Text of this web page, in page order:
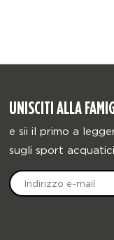
UNISCITI ALLA
e sii il primo a
sugli sport